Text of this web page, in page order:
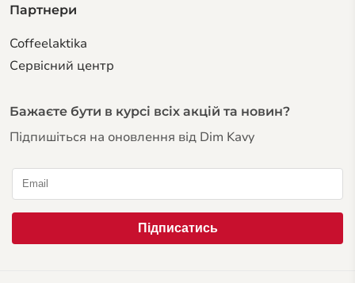
Партнери
Coffeelaktika
Сервiсний центр
Бажаєте бути в курсі всіх акцій та новин?
Підпишіться на оновлення від Dim Kavy